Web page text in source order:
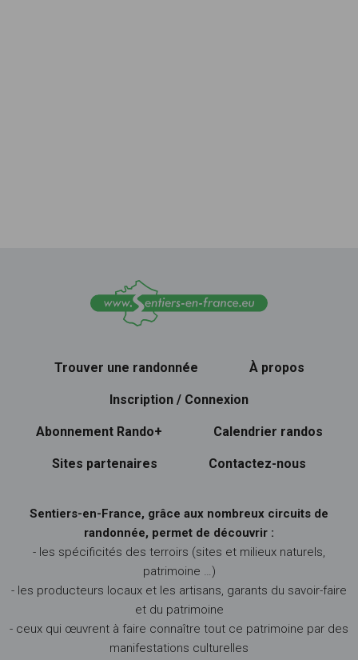
Trouver une randonnée À propos
Inscription / Connexion
Abonnement Rando+ Calendrier randos
Sites partenaires Contactez-nous
Sentiers-en-France, grâce aux nombreux circuits de
randonnée, permet de découvrir :
- les spécificités des terroirs (sites et milieux naturels,
patrimoine …)
- les producteurs locaux et les artisans, garants du savoir-faire
et du patrimoine
- ceux qui œuvrent à faire connaître tout ce patrimoine par des
manifestations culturelles